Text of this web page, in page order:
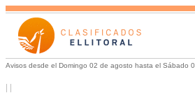
Avisos desde el Domingo 02 de agosto hasta el Sábado
| |